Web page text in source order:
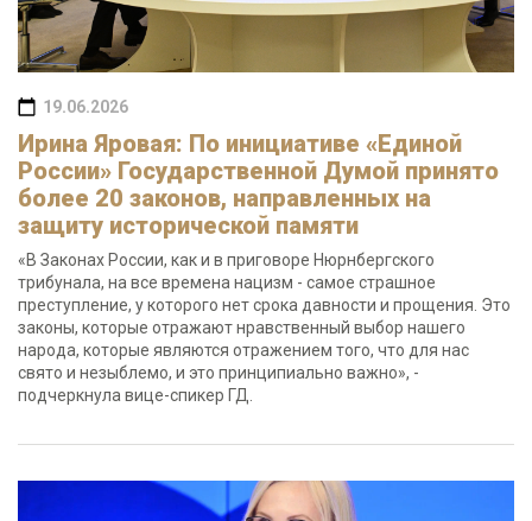
19.06.2026
Ирина Яровая: По инициативе «Единой
России» Государственной Думой принято
более 20 законов, направленных на
защиту исторической памяти
«В Законах России, как и в приговоре Нюрнбергского
трибунала, на все времена нацизм - самое страшное
преступление, у которого нет срока давности и прощения. Это
законы, которые отражают нравственный выбор нашего
народа, которые являются отражением того, что для нас
свято и незыблемо, и это принципиально важно», -
подчеркнула вице-спикер ГД.